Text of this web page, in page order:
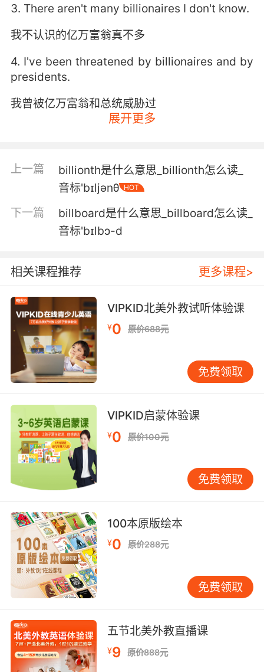
3. There aren't many billionaires I don't know.
我不认识的亿万富翁真不多
4. I've been threatened by billionaires and by
presidents.
我曾被亿万富翁和总统威胁过
你就会成为自由的现金亿万富翁
6. Well, more on our billionaire rocketeers
after this.
稍后将有更多亿万火箭先驱的消息
7. Which is easy for you to say, being a
billionaire.
你是亿万富翁 未免站着说话不腰疼
8. By the time we're done, you'll be
billionaires.
等我们完事了 你们将成为亿万富翁
9. It's a billionaire's home, look at this.
这是亿万富翁的家 看看
10. Should be easy enough; I am a billionaire.
应该很简单的 我可是亿万富翁
展开更多
上一篇
billionth是什么意思_billionth怎么读_
音标'bɪljənθ
HOT
下一篇
billboard是什么意思_billboard怎么读_
音标'bɪlbɔ-d
相关课程推荐 更多课程>
VIPKID北美外教试听体验课
¥0 原价688元
免费领取
VIPKID启蒙体验课
¥0 原价100元
免费领取
100本原版绘本
¥0 原价288元
免费领取
五节北美外教直播课
¥9 原价888元